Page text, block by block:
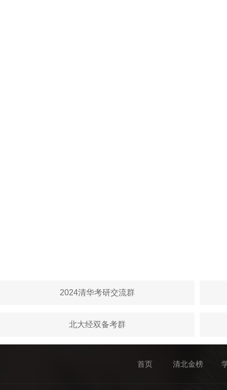
2024清华考研交流群
北大经双备考群
首页 清北金榜